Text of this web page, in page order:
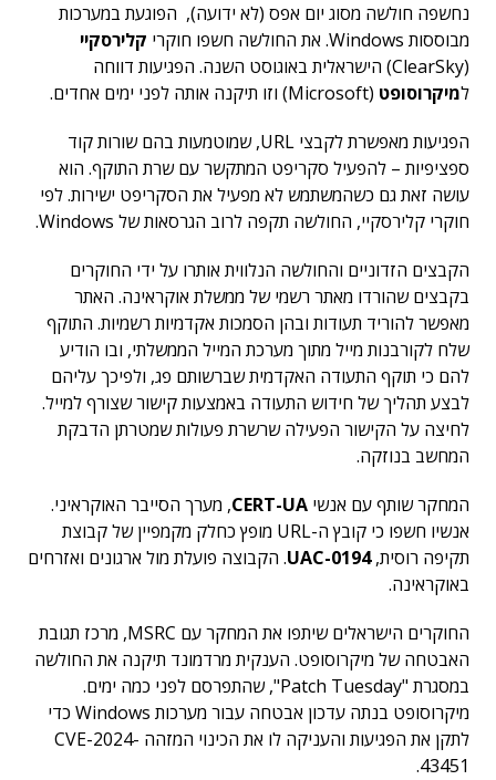
נחשפה חולשה מסוג יום אפס (לא ידועה), הפוגעת במערכות
מבוססות Windows. את החולשה חשפו חוקרי
קלירסקיי
(ClearSky) הישראלית באוגוסט השנה. הפגיעות דווחה
למיקרוסופט (Microsoft) וזו תיקנה אותה לפני ימים אחדים.
הפגיעות מאפשרת לקבצי URL, שמוטמעות בהם שורות קוד
ספציפיות – להפעיל סקריפט המתקשר עם שרת התוקף. הוא
עושה זאת גם כשהמשתמש לא מפעיל את הסקריפט ישירות. לפי
חוקרי קלירסקיי, החולשה תקפה לרוב הגרסאות של Windows.
הקבצים הזדוניים והחולשה הנלווית אותרו על ידי החוקרים
בקבצים שהורדו מאתר רשמי של ממשלת אוקראינה. האתר
מאפשר להוריד תעודות ובהן הסמכות אקדמיות רשמיות. התוקף
שלח לקורבנות מייל מתוך מערכת המייל הממשלתי, ובו הודיע
להם כי תוקף התעודה האקדמית שברשותם פג, ולפיכך עליהם
לבצע תהליך של חידוש התעודה באמצעות קישור שצורף למייל.
לחיצה על הקישור הפעילה שרשרת פעולות שמטרתן הדבקת
המחשב בנוזקה.
המחקר שותף עם אנשי CERT-UA, מערך הסייבר האוקראיני.
אנשיו חשפו כי קובץ ה-URL מופץ כחלק מקמפיין של קבוצת
תקיפה רוסית,UAC-0194. הקבוצה פועלת מול ארגונים ואזרחים
באוקראינה.
החוקרים הישראלים שיתפו את המחקר עם MSRC, מרכז תגובת
האבטחה של מיקרוסופט. הענקית מרדמונד תיקנה את החולשה
במסגרת "Patch Tuesday", שהתפרסם לפני כמה ימים.
מיקרוסופט בנתה עדכון אבטחה עבור מערכות Windows כדי
לתקן את הפגיעות והעניקה לו את הכינוי המזהה CVE-2024-
43451.